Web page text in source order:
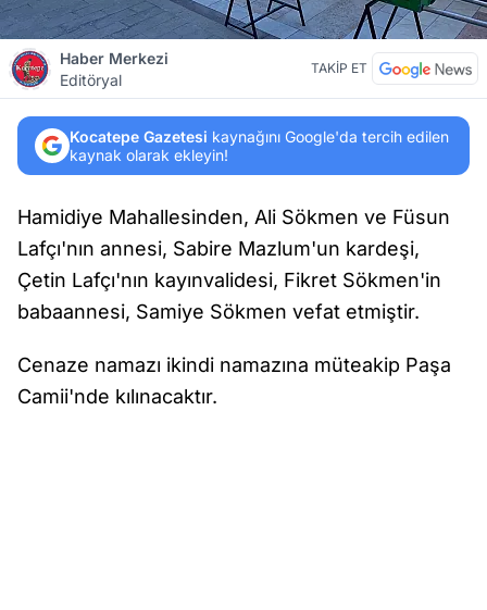
Haber Merkezi
Editöryal
TAKİP ET
Kocatepe Gazetesi kaynağını Google'da tercih edilen
kaynak olarak ekleyin!
Hamidiye Mahallesinden, Ali Sökmen ve Füsun
Lafçı'nın annesi, Sabire Mazlum'un kardeşi,
Çetin Lafçı'nın kayınvalidesi, Fikret Sökmen'in
babaannesi, Samiye Sökmen vefat etmiştir.
Cenaze namazı ikindi namazına müteakip Paşa
Camii'nde kılınacaktır.